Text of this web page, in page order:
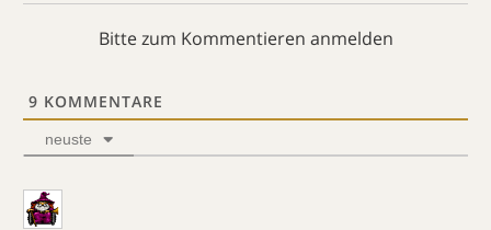
Bitte zum Kommentieren anmelden
9 KOMMENTARE
neuste